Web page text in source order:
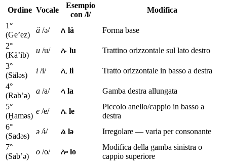
Ordine Vocale
Esempio
con /l/
Modifica
1°
(Ge’ez)
ä /ə/ ለ lä
Forma base
2°
(Kä’ib)
u /u/ ሉ lu
Trattino orizzontale sul lato destro
3°
(Säləs)
i /i/ ሊ li
Tratto orizzontale in basso a destra
4°
(Rab’ə)
a /a/ ላ la
Gamba destra allungata
5°
(Ḫaməs)
e /e/ ሌ le
Piccolo anello/cappio in basso a
destra
6°
(Sadəs)
ə /ɨ/ ል lə
Irregolare — varia per consonante
7°
(Sab’ə)
o /o/ ሎlo
Modifica della gamba sinistra o
cappio superiore